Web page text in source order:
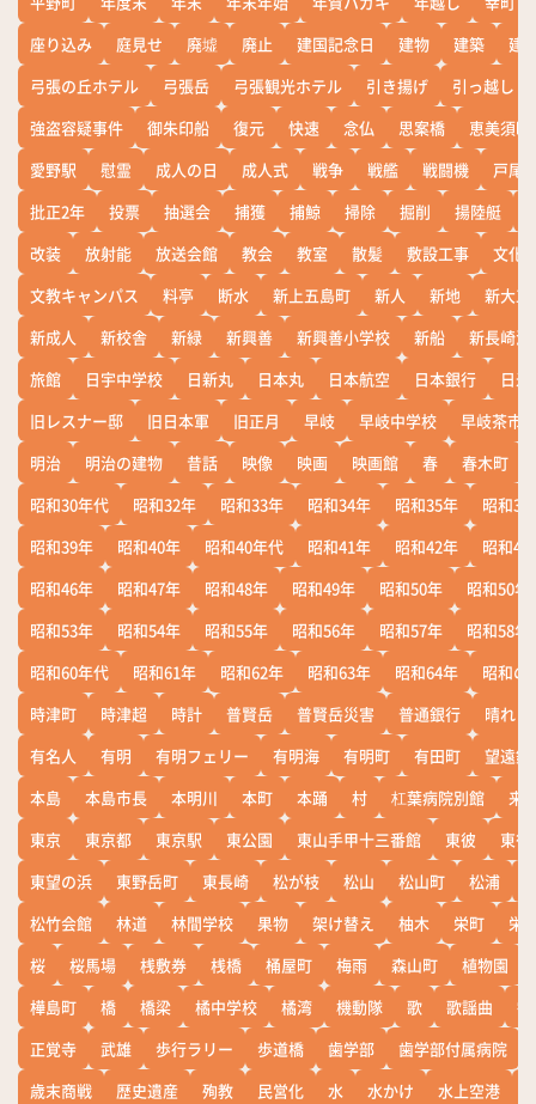
座り込み
庭見せ 廃墟 廃止 建国記念日 建物 建築
建
弓張の丘ホテル
弓張岳 弓張観光ホテル 引き揚げ
引っ越し
強盗容疑事件
御朱印船 復元 快速 念仏 思案橋
恵美須町
愛野駅
慰霊 成人の日 成人式 戦争 戦艦 戦闘機
戸尾
批正2年
投票 抽選会 捕獲 捕鯨 掃除 掘削 揚陸艇
改装
放射能 放送会館 教会 教室 散髪 敷設工事
文化
文教キャンパス
料亭 断水 新上五島町 新人 新地
新大工
新成人
新校舎 新緑 新興善 新興善小学校 新船
新長崎漁
旅館
日宇中学校 日新丸 日本丸 日本航空 日本銀行
日
旧レスナー邸
旧日本軍 旧正月 早岐 早岐中学校
早岐茶市
明治
明治の建物 昔話 映像 映画 映画館 春 春木町
昭和30年代
昭和32年 昭和33年 昭和34年 昭和35年
昭和36
昭和39年
昭和40年 昭和40年代 昭和41年 昭和42年
昭和43
昭和46年
昭和47年 昭和48年 昭和49年 昭和50年
昭和50年
昭和53年
昭和54年 昭和55年 昭和56年 昭和57年
昭和58年
昭和60年代
昭和61年 昭和62年 昭和63年 昭和64年
昭和の
時津町
時津超 時計 普賢岳 普賢岳災害 普通銀行
晴れ
有名人
有明 有明フェリー 有明海 有明町 有田町
望遠鏡
本島
本島市長 本明川 本町 本踊 村 杠葉病院別館
来
東京
東京都 東京駅 東公園 東山手甲十三番館 東彼
東彼
東望の浜
東野岳町 東長崎 松が枝 松山 松山町 松浦
松竹会館
林道 林間学校 果物 架け替え 柚木 栄町
栄
桜
桜馬場 桟敷券 桟橋 桶屋町 梅雨 森山町 植物園
樺島町
橋 橋梁 橘中学校 橘湾 機動隊 歌 歌謡曲
正覚寺
武雄 歩行ラリー 歩道橋 歯学部 歯学部付属病院
歳末商戦
歴史遺産 殉教 民営化 水 水かけ 水上空港